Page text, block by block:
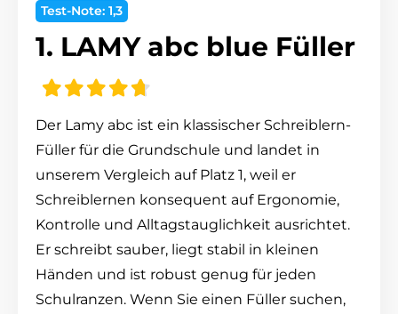
Test-Note: 1,3
1. LAMY abc blue Füller
Der Lamy abc ist ein klassischer Schreiblern-
Füller für die Grundschule und landet in
unserem Vergleich auf Platz 1, weil er
Schreiblernen konsequent auf Ergonomie,
Kontrolle und Alltagstauglichkeit ausrichtet.
Er schreibt sauber, liegt stabil in kleinen
Händen und ist robust genug für jeden
Schulranzen. Wenn Sie einen Füller suchen,